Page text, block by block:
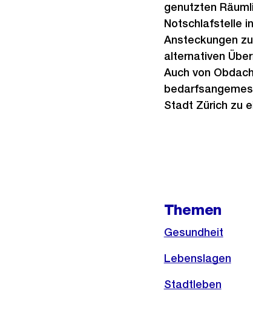
genutzten
Notschlafstelle
Ansteckungen
alternativen
Auch von
Stadt Zürich zu
Themen
Gesundheit
Lebenslagen
Stadtleben